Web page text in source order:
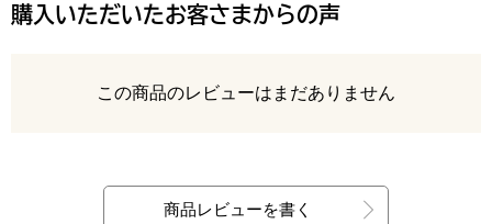
購入いただいたお客さまからの声
レビュー
この商品のレビューはまだありません
商品レビューを書く